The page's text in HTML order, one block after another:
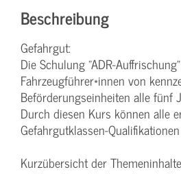
Beschreibung
Gefahrgut:
Die Schulung "ADR-
Fahrzeugführer*innen von
Beförderungseinheiten alle fünf
Durch diesen Kurs können alle
Gefahrgutklassen-
Kurzübersicht der